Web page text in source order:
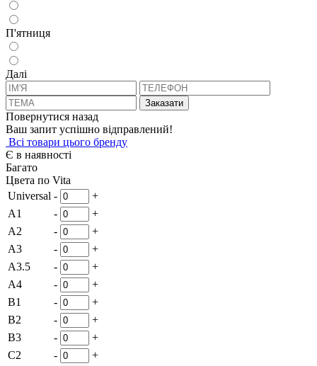
П'ятниця
Далi
Заказати
Повернутися назад
Ваш запит успішно відправлений!
Всi товари цього бренду
Є в наявності
Багато
Цвета по Vita
Universal -
+
A1
-
+
A2
-
+
A3
-
+
A3.5
-
+
A4
-
+
B1
-
+
B2
-
+
B3
-
+
C2
-
+